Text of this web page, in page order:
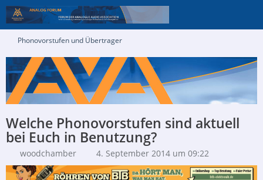
Phonovorstufen und Übertrager
Welche Phonovorstufen sind aktuell
bei Euch in Benutzung?
woodchamber 4. September 2014 um 09:22